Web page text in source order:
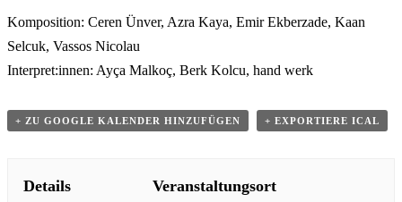
Komposition: Ceren Ünver, Azra Kaya, Emir Ekberzade, Kaan
Selcuk, Vassos Nicolau
Interpret:innen: Ayça Malkoç, Berk Kolcu, hand werk
+ ZU GOOGLE KALENDER HINZUFÜGEN + EXPORTIERE ICAL
Details Veranstaltungsort